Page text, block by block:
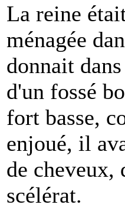
La reine
ménagée
donnait
d'un fossé
fort basse,
enjoué, il
de cheveux,
scélérat.